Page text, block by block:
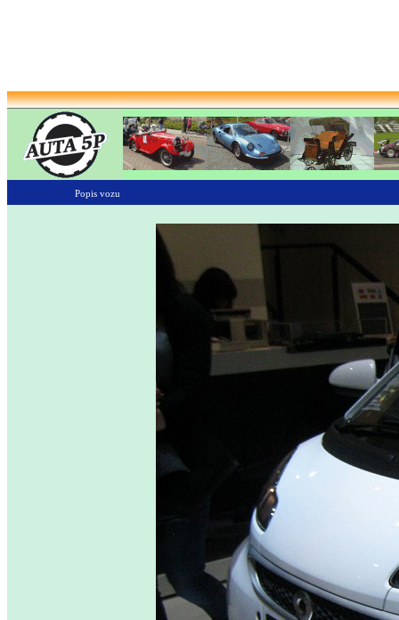
Popis vozu